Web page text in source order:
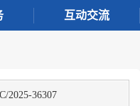
互动交流
2025-36307